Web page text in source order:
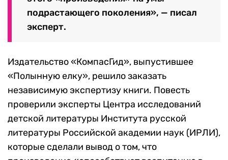
подрастающего поколения», — писал
эксперт.
Издательство «КомпасГид», выпустившее
«Полынную елку», решило заказать
независимую экспертизу книги. Повесть
проверили эксперты Центра исследований
детской литературы Института русской
литературы Российской академии наук (ИРЛИ),
которые сделали вывод о том, что